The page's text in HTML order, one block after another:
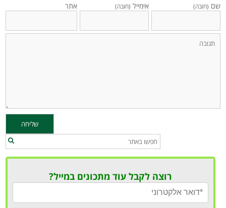
שם (חובה) אימייל (חובה) אתר
רוצה לקבל עוד מתכונים במייל?